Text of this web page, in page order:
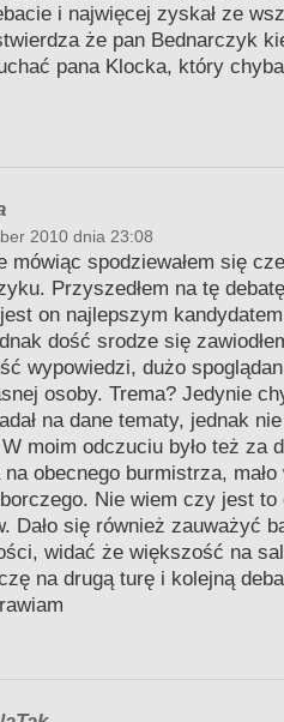
i najwięcej zyskał ze
że pan Bednarczyk
pana Klocka, który
2010 dnia 23:08
mówiąc spodziewałem się
Przyszedłem na tę
on najlepszym
dość srodze się
wypowiedzi, dużo
osoby. Trema? Jedynie
na dane tematy, jednak
W moim odczuciu było też za
obecnego burmistrza,
Nie wiem czy jest to
Dało się również zauważyć
widać że większość na
na drugą turę i kolejną